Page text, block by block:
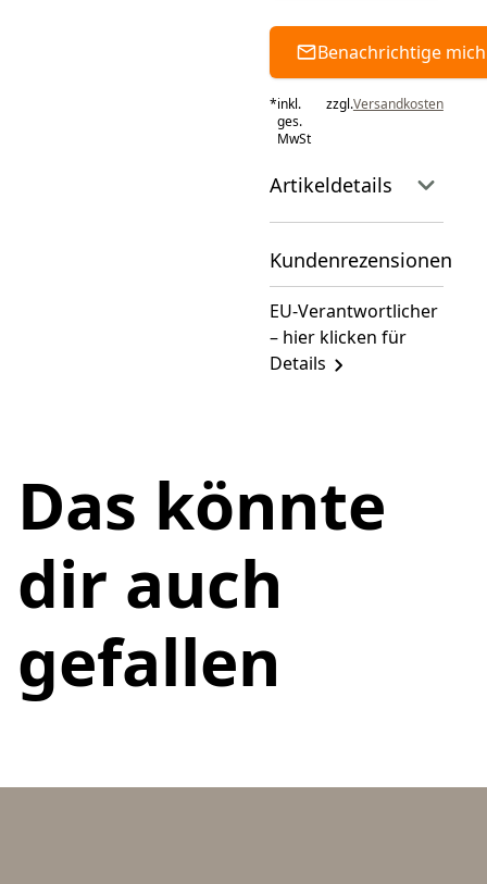
Benachrichtige mich
*inkl.
ges.
MwSt
zzgl.Versandkosten
Artikeldetails
Kundenrezensionen
EU-Verantwortlicher
– hier klicken für
Details
Das könnte
dir auch
gefallen